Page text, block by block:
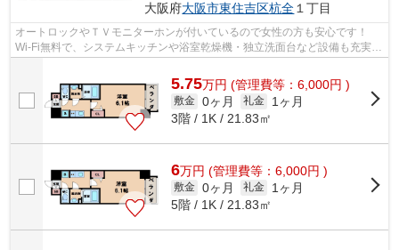
大阪府大阪市東住吉区杭全１丁目
オートロックやＴＶモニターホンが付いているので女性の方も安心です！
Wi-Fi無料で、システムキッチンや浴室乾燥機・独立洗面台など設備も充実し
5.75万円 (管理費等：6,000円 )
敷金 0ヶ月 礼金
1ヶ月
3階 / 1K / 21.83㎡
6万円 (管理費等：6,000円 )
敷金 0ヶ月 礼金
1ヶ月
5階 / 1K / 21.83㎡